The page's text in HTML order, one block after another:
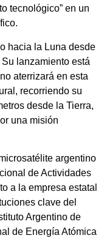
tecnológico” en un
hacia la Luna desde
lanzamiento está
aterrizará en esta
recorriendo su
desde la Tierra,
una misión
argentino
de Actividades
a la empresa estatal
clave del
Argentino de
de Energía Atómica